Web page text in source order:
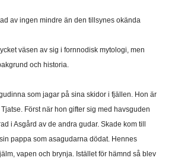
av ingen mindre än den tillsynes okända
väsen av sig i fornnodisk mytologi, men
och historia.
som jagar på sina skidor i fjällen. Hon är
Först när hon gifter sig med havsguden
i Asgård av de andra gudar. Skade kom till
pappa som asagudarna dödat. Hennes
vapen och brynja. Istället för hämnd så blev